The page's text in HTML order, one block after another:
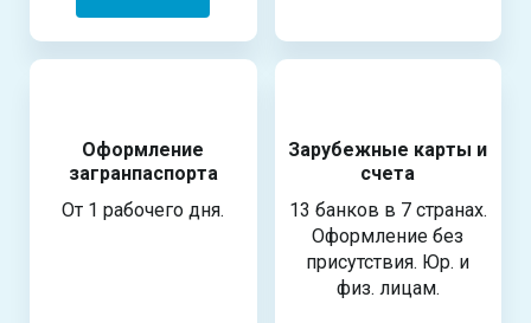
Оформление
загранпаспорта
От 1 рабочего дня.
Зарубежные карты и
счета
13 банков в 7 странах.
Оформление без
присутствия. Юр. и
физ. лицам.